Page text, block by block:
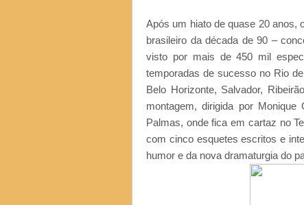
Após um hiato de quase 20 anos,
brasileiro da década de 90 –
visto por mais de 450 mil
temporadas de sucesso no Rio
Belo Horizonte, Salvador,
montagem, dirigida por
Palmas, onde fica em cartaz no
com cinco esquetes escritos e
humor e da nova dramaturgia do